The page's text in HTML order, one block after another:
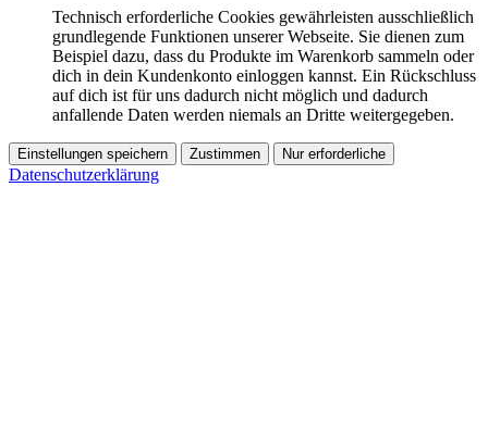
Technisch erforderliche Cookies gewährleisten ausschließlich
grundlegende Funktionen unserer Webseite. Sie dienen zum
Beispiel dazu, dass du Produkte im Warenkorb sammeln oder
dich in dein Kundenkonto einloggen kannst. Ein Rückschluss
auf dich ist für uns dadurch nicht möglich und dadurch
anfallende Daten werden niemals an Dritte weitergegeben.
Einstellungen speichern Zustimmen Nur erforderliche
Datenschutzerklärung